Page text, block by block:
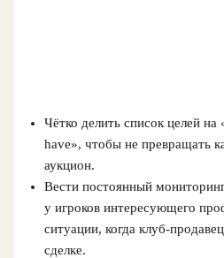
Чётко делить список целей
have», чтобы не превращать
аукцион.
Вести постоянный
у игроков интересующего
ситуации, когда клуб-
сделке.